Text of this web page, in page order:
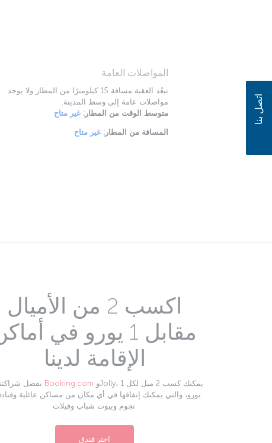
المواصلات العامة
تبعُد العقبة مسافة 15 كيلومترًا من المطار ولا يوجد
مواصلات عامة إلى وسط المدينة.
متوسط الوقت من المطار: غير متاح
المسافة من المطار: غير متاح
اكسب 2 من الأميال
مقابل 1 يورو في
الإقامة لدينا
Booking.com
نجوم وبيوت شباب وفيلات.
اختر فندق
اتصل بنا